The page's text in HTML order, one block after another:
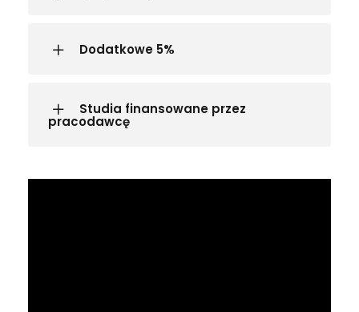
Dodatkowe 5%
Studia finansowane przez
pracodawcę